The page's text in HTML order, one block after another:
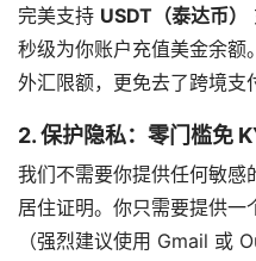
完美支持 USDT（泰达币）
秒级为你账户充值美金余
外汇限额，更免去了跨境支
2. 保护隐私：零门槛免
我们不需要你提供任何敏感
居住证明。你只需要提供
（强烈建议使用 Gmail 或